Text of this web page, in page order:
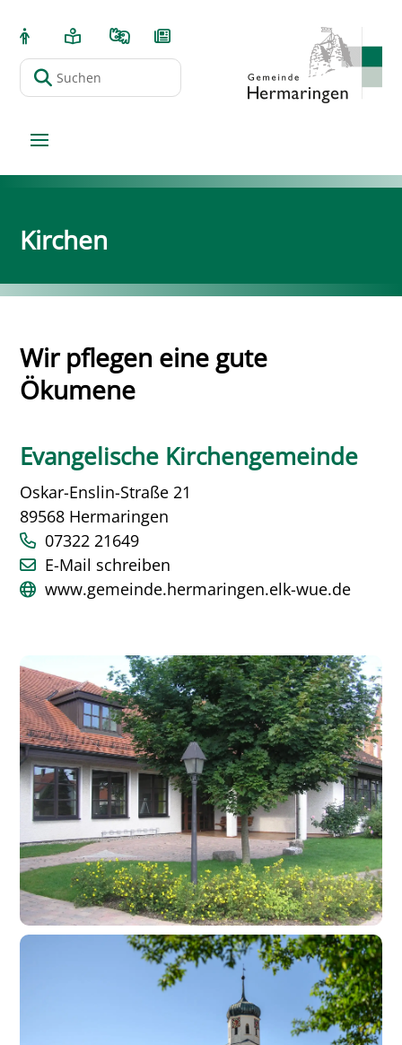
Kirchen
Wir pflegen eine gute
Ökumene
Evangelische Kirchengemeinde
Oskar-Enslin-Straße 21
89568 Hermaringen
07322 21649
E-Mail schreiben
www.gemeinde.hermaringen.elk-wue.de